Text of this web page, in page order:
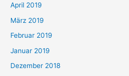
April 2019
März 2019
Februar 2019
Januar 2019
Dezember 2018